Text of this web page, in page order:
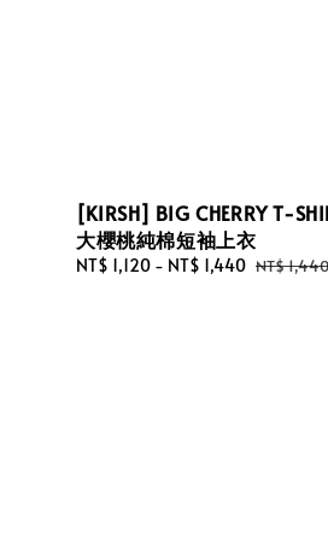
[KIRSH] BIG CHERRY T-
大櫻桃純棉短袖上衣
Sale
NT$ 1,120 - NT$ 1,440 Regular
NT$ 1,440